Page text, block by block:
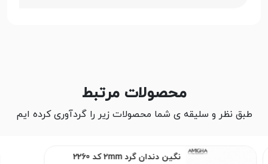
محصولات مرتبط
طبق نظر و سلیقه ی شما محصولات زیر را گردآوری کرده ایم
نگین دندان گرد 2mm کد 2260